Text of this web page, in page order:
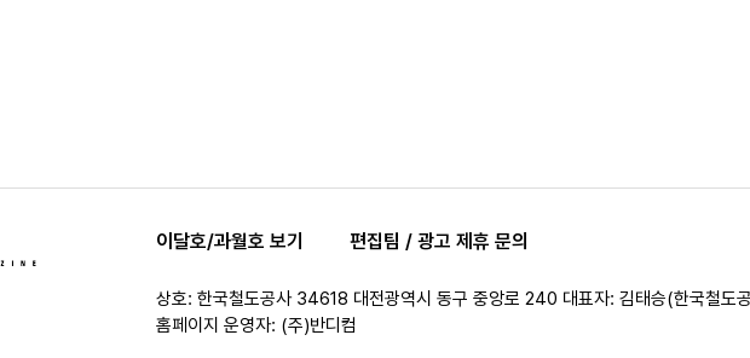
이달호/과월호 보기 편집팀 / 광고 제휴 문의
상호: 한국철도공사 34618 대전광역시 동구 중앙로 240 대표자: 김태승(한국철도
홈페이지 운영자: (주)반디컴